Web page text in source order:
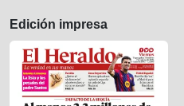
Edición impresa